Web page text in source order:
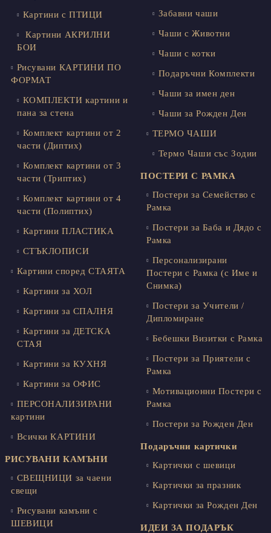
Картини с ПТИЦИ
Картини АКРИЛНИ
БОИ
Рисувани КАРТИНИ ПО
ФОРМАТ
КОМПЛЕКТИ картини и
пана за стена
Комплект картини от 2
части (Диптих)
Комплект картини от 3
части (Триптих)
Комплект картини от 4
части (Полиптих)
Картини ПЛАСТИКА
СТЪКЛОПИСИ
Картини според СТАЯТА
Картини за ХОЛ
Картини за СПАЛНЯ
Картини за ДЕТСКА
СТАЯ
Картини за КУХНЯ
Картини за ОФИС
ПЕРСОНАЛИЗИРАНИ
картини
Всички КАРТИНИ
РИСУВАНИ КАМЪНИ
СВЕЩНИЦИ за чаени
свещи
Рисувани камъни с
ШЕВИЦИ
Забавни чаши
Чаши с Животни
Чаши с котки
Подаръчни Комплекти
Чаши за имен ден
Чаши за Рожден Ден
ТЕРМО ЧАШИ
Термо Чаши със Зодии
ПОСТЕРИ С РАМКА
Постери за Семейство с
Рамка
Постери за Баба и Дядо с
Рамка
Персонализирани
Постери с Рамка (с Име и
Снимка)
Постери за Учители /
Дипломиране
Бебешки Визитки с Рамка
Постери за Приятели с
Рамка
Мотивационни Постери с
Рамка
Постери за Рожден Ден
Подаръчни картички
Картички с шевици
Картички за празник
Картички за Рожден Ден
ИДЕИ ЗА ПОДАРЪК